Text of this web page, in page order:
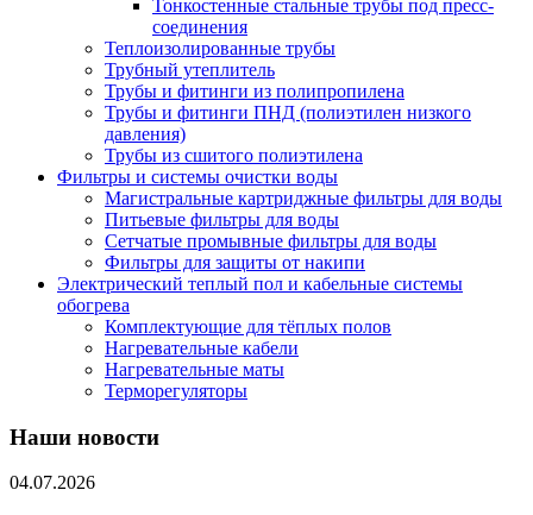
Тонкостенные стальные трубы под пресс-
соединения
Теплоизолированные трубы
Трубный утеплитель
Трубы и фитинги из полипропилена
Трубы и фитинги ПНД (полиэтилен низкого
давления)
Трубы из сшитого полиэтилена
Фильтры и системы очистки воды
Магистральные картриджные фильтры для воды
Питьевые фильтры для воды
Сетчатые промывные фильтры для воды
Фильтры для защиты от накипи
Электрический теплый пол и кабельные системы
обогрева
Комплектующие для тёплых полов
Нагревательные кабели
Нагревательные маты
Терморегуляторы
Наши новости
04.07.2026